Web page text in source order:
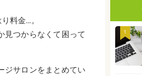
料金…。
見つからなくて困って
ジサロンをまとめてい
1